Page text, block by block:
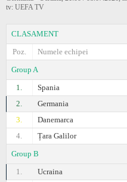
tv: UEFA TV
CLASAMENT
Poz.
Numele echipei
Group A
1.
Spania
2.
Germania
3.
Danemarca
4.
Țara Galilor
Group B
1.
Ucraina